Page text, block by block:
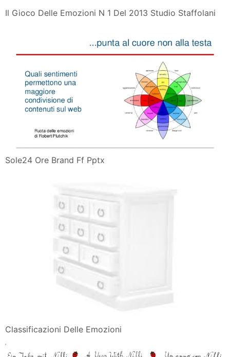
Il Gioco Delle Emozioni N 1 Del 2013 Studio Staffolani
Sole24 Ore Brand Ff Pptx
Classificazioni Delle Emozioni